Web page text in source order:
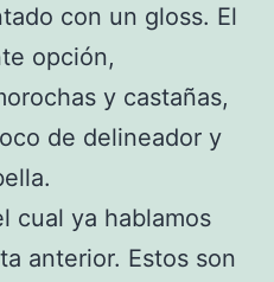
con un gloss. El
opción,
y castañas,
de delineador y
cual ya hablamos
anterior. Estos son